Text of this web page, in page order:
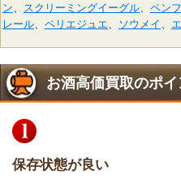
ン
スクリーミングイーグル ペン
レール
ペリエジュエ ソウメイ
お酒高価買取のポイ
保存状態が良い